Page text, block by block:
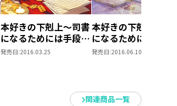
本好きの下剋上～司書
になるためには手段を
選んでいられません～
発売日:2016.03.25
本好きの下剋上～司
になるためには手段
選んでいられません
発売日:2016.06.10
関連商品一覧